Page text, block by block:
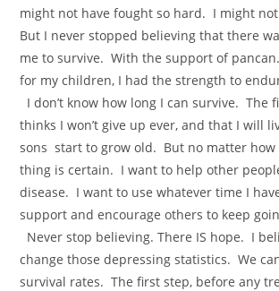
might not have fought so hard. I might
But I never stopped believing that there
me to survive. With the support of
for my children, I had the strength to
I don’t know how long I can survive. The
thinks I won’t give up ever, and that I will
sons start to grow old. But no matter how
thing is certain. I want to help other
disease. I want to use whatever time I
support and encourage others to keep
Never stop believing. There IS hope. I
change those depressing statistics. We
survival rates. The first step, before any